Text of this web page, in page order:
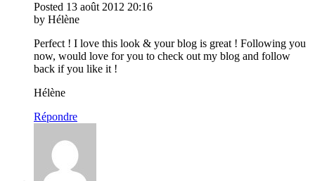
Posted 13 août 2012 20:16
by Hélène
Perfect ! I love this look & your blog is great ! Following you
now, would love for you to check out my blog and follow
back if you like it !
Hélène
Répondre